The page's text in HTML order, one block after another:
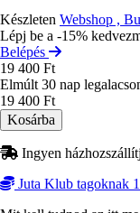
Készleten Webshop ,
Lépj be a -15%
Belépés
19 400 Ft
Elmúlt 30 nap
19 400 Ft
Ingyen
Juta Klub tagoknak